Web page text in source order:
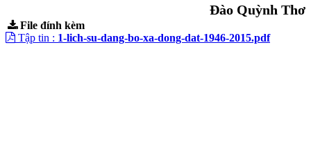
Đào Quỳnh Thơ
File đính kèm
Tập tin : 1-lich-su-dang-bo-xa-dong-dat-1946-2015.pdf